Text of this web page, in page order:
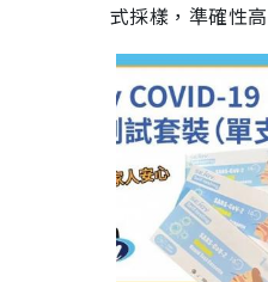
式採樣，準確性